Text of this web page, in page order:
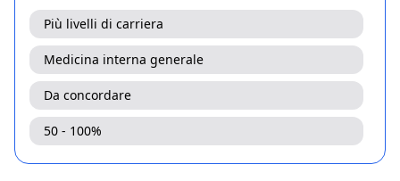
Più livelli di carriera
Medicina interna generale
Da concordare
50 - 100%